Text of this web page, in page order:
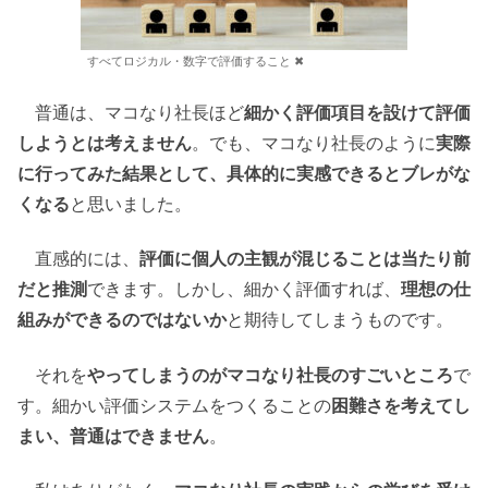
すべてロジカル・数字で評価すること ✖
普通は、マコなり社長ほど細かく評価項目を設けて評価
しようとは考えません。でも、マコなり社長のように実際
に行ってみた結果として、具体的に実感できるとブレがな
くなると思いました。
直感的には、 評価に個人の主観が混じることは当たり前
だと推測 できます。しかし、細かく評価すれば、 理想の仕
組みができるのではないかと期待してしまうものです。
それをやってしまうのがマコなり社長のすごいところで
す。細かい評価システムをつくることの困難さを考えてし
まい、普通はできません。